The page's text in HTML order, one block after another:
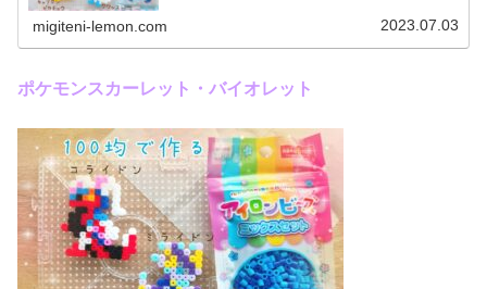
migiteni-lemon.com 2023.07.03
ポケモンスカーレット・バイオレット